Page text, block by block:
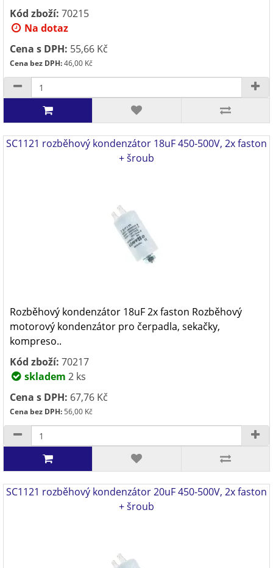
Kód zboží: 70215
Na dotaz
Cena s DPH: 55,66 Kč
Cena bez DPH:46,00 Kč
SC1121 rozběhový kondenzátor 18uF 450-500V, 2x faston
+ šroub
Rozběhový kondenzátor 18uF 2x faston Rozběhový
motorový kondenzátor pro čerpadla, sekačky,
kompreso..
Kód zboží: 70217
skladem 2 ks
Cena s DPH: 67,76 Kč
Cena bez DPH:56,00 Kč
SC1121 rozběhový kondenzátor 20uF 450-500V, 2x faston
+ šroub